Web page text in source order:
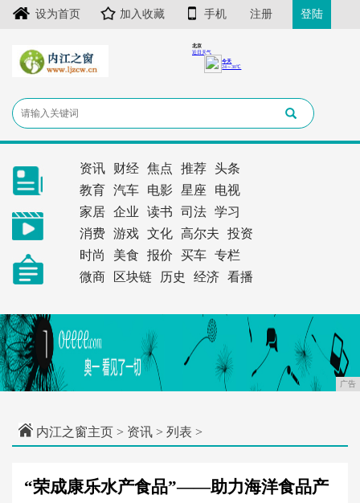
设为首页 加入收藏 手机 注册 登陆
资讯 财经 焦点 推荐
头条
教育
汽车 电影 星座
电视
家居
企业 读书 司法
学习
消费
游戏 文化 高尔夫
投资
时尚
美食 报价 买车
专栏
微商
区块链 历史 经济 看播
广告
内江之窗主页 > 资讯 > 列表 >
“荣成康乐水产食品”——助力海洋食品产